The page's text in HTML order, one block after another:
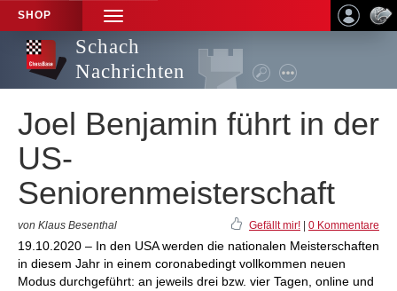
SHOP
TOGGLE
NAVIGATION
Schach
Nachrichten
Joel Benjamin führt in der
US-
Seniorenmeisterschaft
von Klaus Besenthal Gefällt mir! 0 Kommentare
19.10.2020 – In den USA werden die nationalen Meisterschaften
in diesem Jahr in einem coronabedingt vollkommen neuen
Modus durchgeführt: an jeweils drei bzw. vier Tagen, online und